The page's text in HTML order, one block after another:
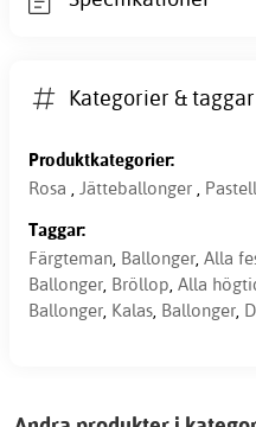
Kategorier & taggar
Produktkategorier:
Rosa , Jätteballonger , Pastell
Taggar:
Färgteman, Ballonger, Alla
Ballonger, Bröllop, Alla
Ballonger, Kalas, Ballonger,